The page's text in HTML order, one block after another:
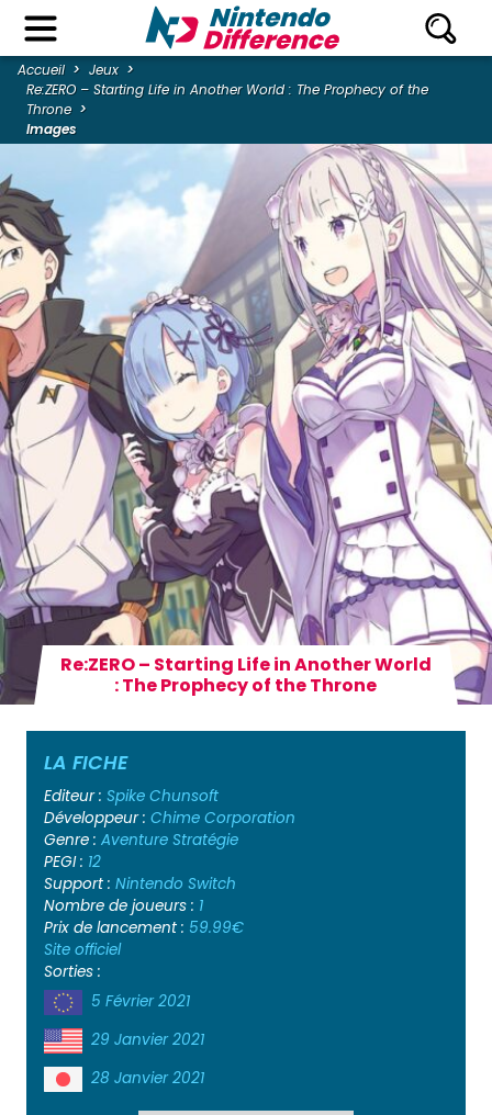
Accueil
Jeux
Re:ZERO – Starting Life in Another World : The Prophecy of the
Throne
Images
Re:ZERO – Starting Life in Another World
: The Prophecy of the Throne
LA FICHE
Editeur : Spike Chunsoft
Développeur : Chime Corporation
Genre : Aventure Stratégie
PEGI : 12
Support : Nintendo Switch
Nombre de joueurs : 1
Prix de lancement : 59.99€
Site officiel
Sorties :
5 Février 2021
29 Janvier 2021
28 Janvier 2021